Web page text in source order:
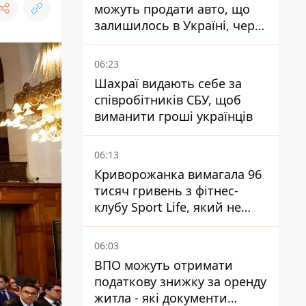
можуть продати авто, що
залишилось в Україні, через
Дію - МВС
06:23
Шахраї видають себе за
співробітників СБУ, щоб
виманити гроші українців
06:13
Криворожанка вимагала 96
тисяч гривень з фітнес-
клубу Sport Life, який не
пускав її до басейну без
медичної довідки - рішення
06:03
ВПО можуть отримати
податкову знижку за оренду
житла - які документи